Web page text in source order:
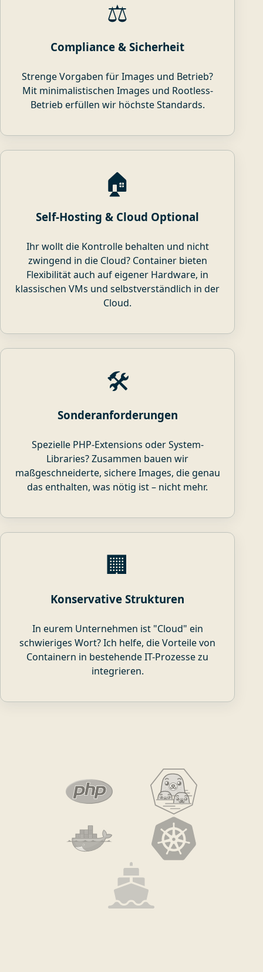
⚖️
Compliance & Sicherheit
Strenge Vorgaben für Images und Betrieb?
Mit minimalistischen Images und Rootless-
Betrieb erfüllen wir höchste Standards.
🏠
Self-Hosting & Cloud Optional
Ihr wollt die Kontrolle behalten und nicht
zwingend in die Cloud? Container bieten
Flexibilität auch auf eigener Hardware, in
klassischen VMs und selbstverständlich in der
Cloud.
🛠️
Sonderanforderungen
Spezielle PHP-Extensions oder System-
Libraries? Zusammen bauen wir
maßgeschneiderte, sichere Images, die genau
das enthalten, was nötig ist – nicht mehr.
🏢
Konservative Strukturen
In eurem Unternehmen ist "Cloud" ein
schwieriges Wort? Ich helfe, die Vorteile von
Containern in bestehende IT-Prozesse zu
integrieren.